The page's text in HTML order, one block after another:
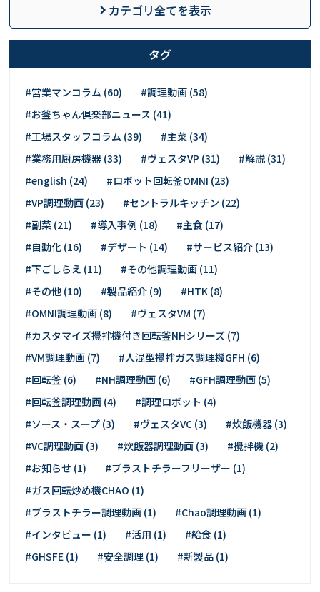
カテゴリ全てを表示
タグ
#営業マンコラム (60)
#調理動画 (58)
#お釜ちゃん倶楽部ニュース (41)
#工場スタッフコラム (39)
#主菜 (34)
#業務用厨房機器 (33)
#ヴェスタVP (31)
#解説 (31)
#english (24)
#ロボット回転釜OMNI (23)
#VP調理動画 (23)
#セントラルキッチン (22)
#副菜 (21)
#導入事例 (18)
#主食 (17)
#自動化 (16)
#デザート (14)
#サービス紹介 (13)
#下ごしらえ (11)
#その他調理動画 (11)
#その他 (10)
#製品紹介 (9)
#HTK (8)
#OMNI調理動画 (8)
#ヴェスタVM (7)
#カスタマイズ攪拌機付き回転釜NHシリーズ (7)
#VM調理動画 (7)
#人混型攪拌ガス調理機GFH (6)
#回転釜 (6)
#NH調理動画 (6)
#GFH調理動画 (5)
#回転釜調理動画 (4)
#調理ロボット (4)
#ソース・スープ (3)
#ヴェスタVC (3)
#炊飯機器 (3)
#VC調理動画 (3)
#炊飯器調理動画 (3)
#攪拌機 (2)
#お知らせ (1)
#ブラストチラーフリーザー (1)
#ガス回転炒め機CHAO (1)
#ブラストチラー調理動画 (1)
#Chao調理動画 (1)
#インタビュー (1)
#活用 (1)
#給食 (1)
#GHSFE (1)
#安全調理 (1) #新製品 (1)